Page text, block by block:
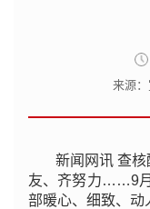
来源
新闻网讯 查
友、齐努力……9月
部暖心、细致、动